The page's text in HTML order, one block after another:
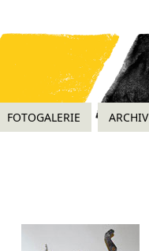
FOTOGALERIE ARCHIV